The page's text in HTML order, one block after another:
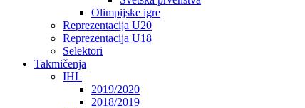
Olimpijske igre
Reprezentacija U20
Reprezentacija U18
Selektori
Takmičenja
IHL
2019/2020
2018/2019